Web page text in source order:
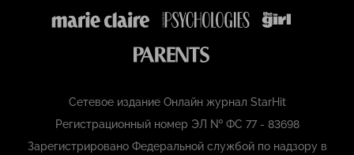
Сетевое издание Онлайн журнал StarHit
Регистрационный номер ЭЛ № ФС 77 - 83698
Зарегистрировано Федеральной службой по надзору в